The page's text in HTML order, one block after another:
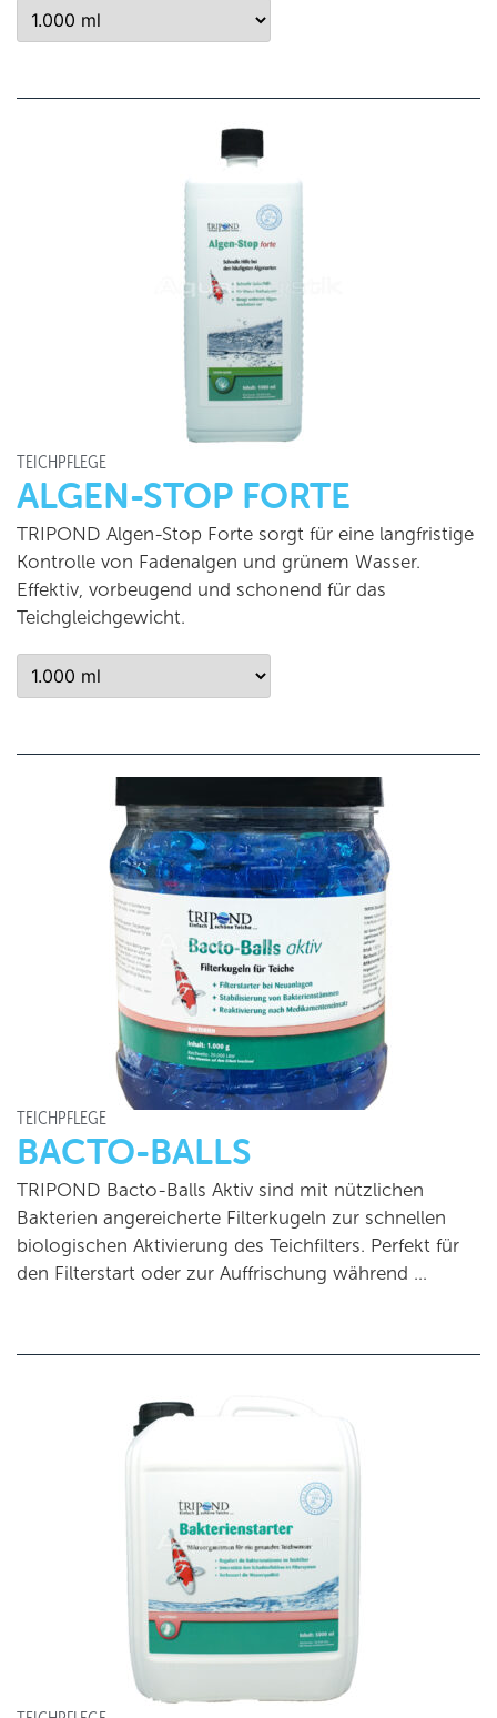
TEICHPFLEGE
ALGEN-STOP FORTE
TRIPOND Algen-Stop Forte sorgt für eine langfristige
Kontrolle von Fadenalgen und grünem Wasser.
Effektiv, vorbeugend und schonend für das
Teichgleichgewicht.
TEICHPFLEGE
BACTO-BALLS
TRIPOND Bacto-Balls Aktiv sind mit nützlichen
Bakterien angereicherte Filterkugeln zur schnellen
biologischen Aktivierung des Teichfilters. Perfekt für
den Filterstart oder zur Auffrischung während …